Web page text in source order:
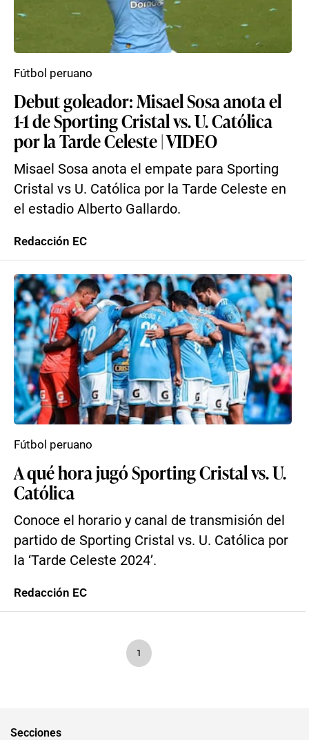
Debut goleador: Misael Sosa anota el
1-1 de Sporting Cristal vs. U. Católica
por la Tarde Celeste | VIDEO
Misael Sosa anota el empate para Sporting
Cristal vs U. Católica por la Tarde Celeste en
el estadio Alberto Gallardo.
Fútbol peruano
Redacción EC
A qué hora jugó Sporting Cristal vs. U.
Católica
Conoce el horario y canal de transmisión del
partido de Sporting Cristal vs. U. Católica por
la ‘Tarde Celeste 2024’.
Fútbol peruano
Redacción EC
1
Secciones